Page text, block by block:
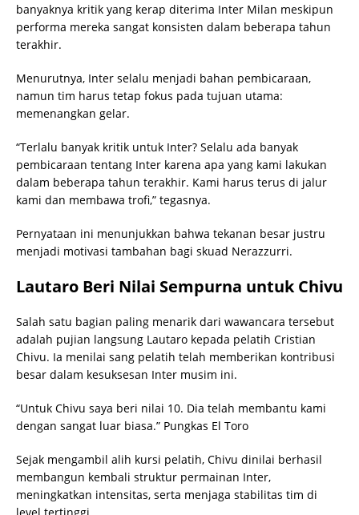
banyaknya kritik yang kerap diterima Inter Milan meskipun
performa mereka sangat konsisten dalam beberapa tahun
terakhir.
Menurutnya, Inter selalu menjadi bahan pembicaraan,
namun tim harus tetap fokus pada tujuan utama:
memenangkan gelar.
“Terlalu banyak kritik untuk Inter? Selalu ada banyak
pembicaraan tentang Inter karena apa yang kami lakukan
dalam beberapa tahun terakhir. Kami harus terus di jalur
kami dan membawa trofi,” tegasnya.
Pernyataan ini menunjukkan bahwa tekanan besar justru
menjadi motivasi tambahan bagi skuad Nerazzurri.
Lautaro Beri Nilai Sempurna untuk Chivu
Salah satu bagian paling menarik dari wawancara tersebut
adalah pujian langsung Lautaro kepada pelatih Cristian
Chivu. Ia menilai sang pelatih telah memberikan kontribusi
besar dalam kesuksesan Inter musim ini.
“Untuk Chivu saya beri nilai 10. Dia telah membantu kami
dengan sangat luar biasa.” Pungkas El Toro
Sejak mengambil alih kursi pelatih, Chivu dinilai berhasil
membangun kembali struktur permainan Inter,
meningkatkan intensitas, serta menjaga stabilitas tim di
level tertinggi.